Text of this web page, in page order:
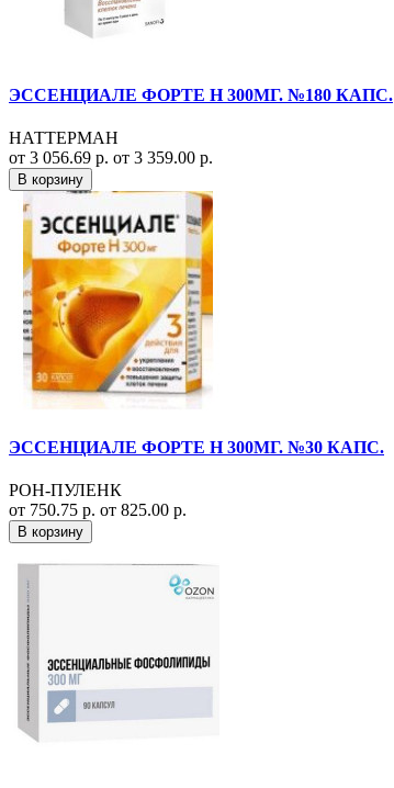
ЭССЕНЦИАЛЕ ФОРТЕ Н 300МГ. №180 КАПС.
НАТТЕРМАН
от 3 056.69 р. от 3 359.00 р.
В корзину
ЭССЕНЦИАЛЕ ФОРТЕ Н 300МГ. №30 КАПС.
РОН-ПУЛЕНК
от 750.75 р. от 825.00 р.
В корзину